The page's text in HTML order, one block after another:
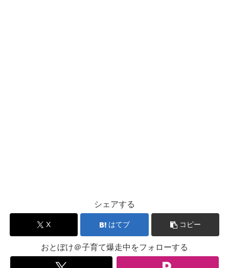
シェアする
X はてブ コピー
おとぼけ＠子育て爆走中をフォローする